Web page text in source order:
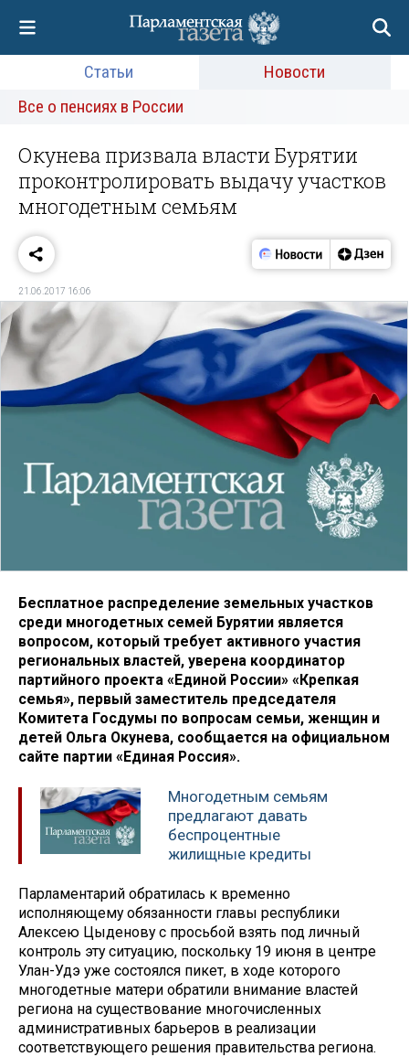
Статьи
Новости
Все о пенсиях в России
Окунева призвала власти Бурятии
проконтролировать выдачу участков
многодетным семьям
21.06.2017 16:06
Бесплатное распределение земельных участков
среди многодетных семей Бурятии является
вопросом, который требует активного участия
региональных властей, уверена координатор
партийного проекта «Единой России» «Крепкая
семья», первый заместитель председателя
Комитета Госдумы по вопросам семьи, женщин и
детей Ольга Окунева, сообщается на официальном
сайте партии «Единая Россия».
Многодетным семьям
предлагают давать
беспроцентные
жилищные кредиты
Парламентарий обратилась к временно
исполняющему обязанности главы республики
Алексею Цыденову с просьбой взять под личный
контроль эту ситуацию, поскольку 19 июня в центре
Улан-Удэ уже состоялся пикет, в ходе которого
многодетные матери обратили внимание властей
региона на существование многочисленных
административных барьеров в реализации
соответствующего решения правительства региона.